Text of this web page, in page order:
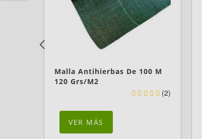
Malla Antihierbas De 100 M
120 Grs/m2
VER MÁS
(2)